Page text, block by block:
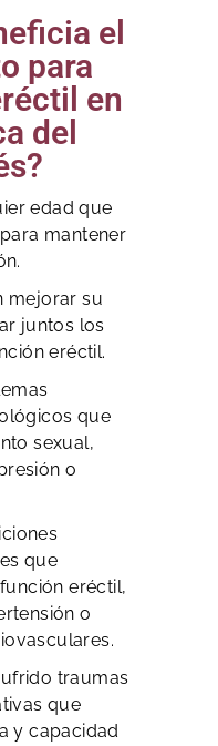
el
para
en
del
edad que
mantener
mejorar su
juntos los
eréctil.
que
sexual,
o
que
eréctil,
o
traumas
que
y capacidad